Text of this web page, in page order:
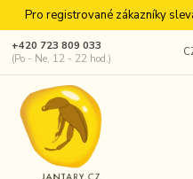
Pro registrované zákazníky
+420 723 809 033
(Po - Ne, 12 - 22 hod.)